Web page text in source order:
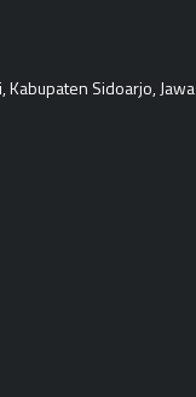
Kabupaten Sidoarjo, Jawa